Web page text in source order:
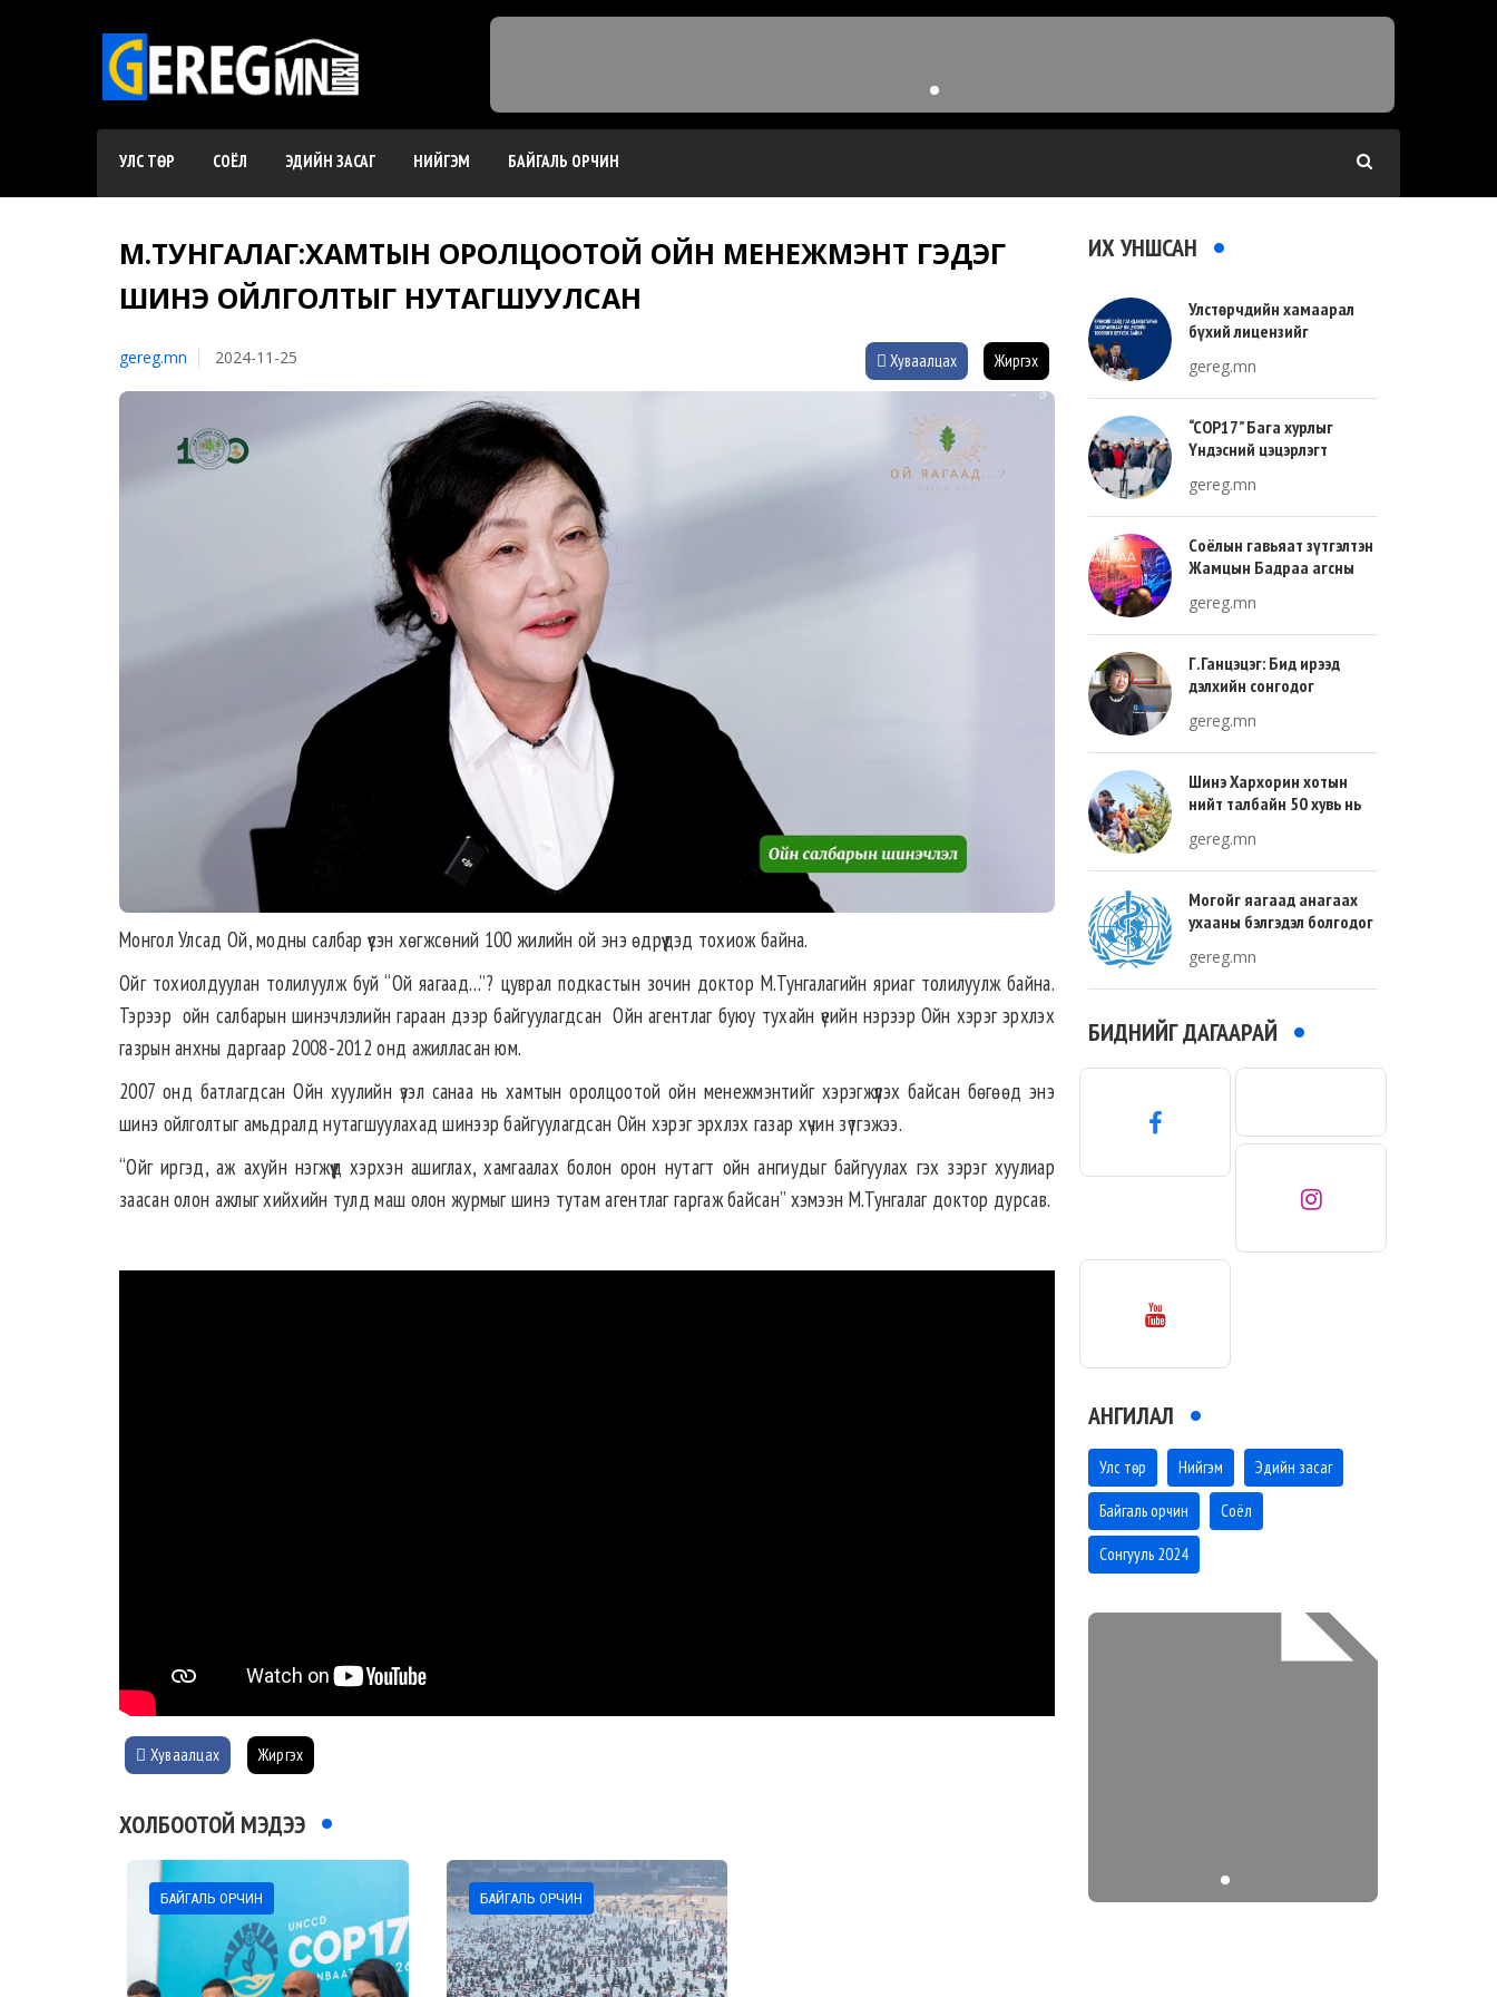
УЛС ТӨР СОЁЛ ЭДИЙН ЗАСАГ НИЙГЭМ БАЙГАЛЬ ОРЧИН
М.ТУНГАЛАГ:ХАМТЫН ОРОЛЦООТОЙ ОЙН МЕНЕЖМЭНТ ГЭДЭГ
ШИНЭ ОЙЛГОЛТЫГ НУТАГШУУЛСАН
gereg.mn 2024-11-25 Хуваалцах Жиргэх
Монгол Улсад Ой, модны салбар үүсэн хөгжсөний 100 жилийн ой энэ өдрүүдэд тохиож байна.
Ойг тохиолдуулан толилуулж буй “Ой яагаад…”? цуврал подкастын зочин доктор М.Тунгалагийн яриаг толилуулж байна.
Тэрээр ойн салбарын шинэчлэлийн гараан дээр байгуулагдсан Ойн агентлаг буюу тухайн үеийн нэрээр Ойн хэрэг эрхлэх
газрын анхны даргаар 2008-2012 онд ажилласан юм.
2007 онд батлагдсан Ойн хуулийн үзэл санаа нь хамтын оролцоотой ойн менежмэнтийг хэрэгжүүлэх байсан бөгөөд энэ
шинэ ойлголтыг амьдралд нутагшуулахад шинээр байгуулагдсан Ойн хэрэг эрхлэх газар хүчин зүтгэжээ.
“Ойг иргэд, аж ахуйн нэгжүүд хэрхэн ашиглах, хамгаалах болон орон нутагт ойн ангиудыг байгуулах гэх зэрэг хуулиар
заасан олон ажлыг хийхийн тулд маш олон журмыг шинэ тутам агентлаг гаргаж байсан” хэмээн М.Тунгалаг доктор дурсав.
Хуваалцах Жиргэх
ХОЛБООТОЙ МЭДЭЭ
БАЙГАЛЬ ОРЧИН БАЙГАЛЬ ОРЧИН
ИХ УНШСАН
Улстөрчдийн хамаарал
бүхий лицензийг
gereg.mn
“COP17” Бага хурлыг
Үндэсний цэцэрлэгт
зохион байгуулна
gereg.mn
Соёлын гавьяат зүтгэлтэн
Жамцын Бадраа агсны
тохиож байна
gereg.mn
Г.Ганцэцэг: Бид ирээд
дэлхийн сонгодог
хөгжлийн тухай л ярьсан
gereg.mn
Шинэ Хархорин хотын
нийт талбайн 50 хувь нь
хувь нь барилгажих
талбай, 20 хувь нь авто
зам байна
gereg.mn
Могойг яагаад анагаах
ухааны бэлгэдэл болгодог
gereg.mn
БИДНИЙГ ДАГААРАЙ
АНГИЛАЛ
Улс төр Нийгэм Эдийн засаг
Байгаль орчин Соёл
Сонгууль 2024